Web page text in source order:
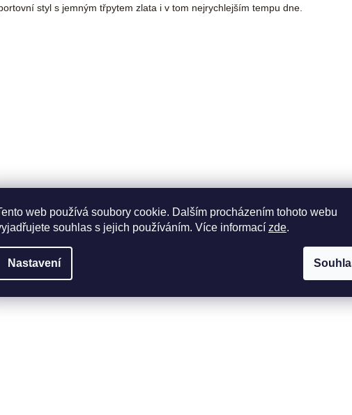
web používá soubory cookie. Dalším procházením tohoto webu
souhlas s jejich používáním. Více informací zde.
Nastavení
styl s jemným třpytem zlata i v tom nejrychlejším tempu dne.